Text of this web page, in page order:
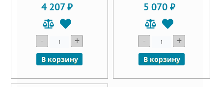
4 207 ₽
- +
В корзину
5 070 ₽
- +
В корзину